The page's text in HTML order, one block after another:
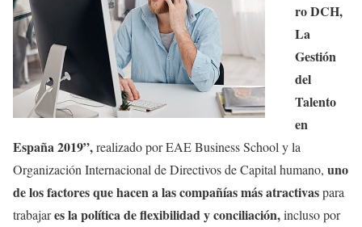
ro DCH,
La
Gestión
del
Talento
en
España 2019”,realizado por EAE Business School y la
Organización Internacional de Directivos de Capital humano, uno
de los factores que hacen a las compañías más atractivaspara
trabajares la política de flexibilidad y conciliación,incluso por